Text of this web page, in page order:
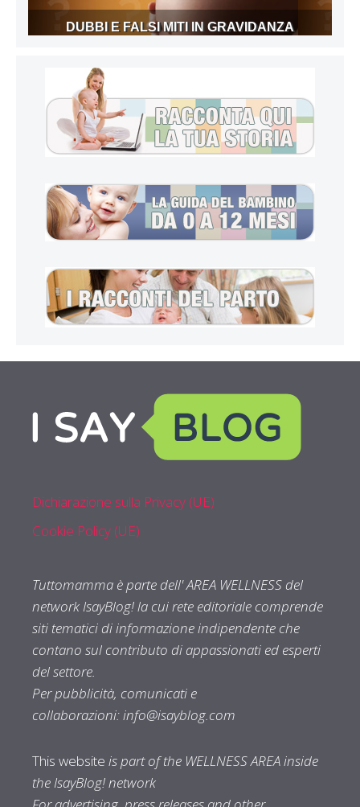
DUBBI E FALSI MITI IN GRAVIDANZA
Dichiarazione sulla Privacy (UE)
Cookie Policy (UE)
Tuttomamma è parte dell' AREA WELLNESS del
network IsayBlog! la cui rete editoriale comprende
siti tematici di informazione indipendente che
contano sul contributo di appassionati ed esperti
del settore.
Per pubblicità, comunicati e
collaborazioni:info@isayblog.com
This website is part of the WELLNESS AREA inside
the IsayBlog! network